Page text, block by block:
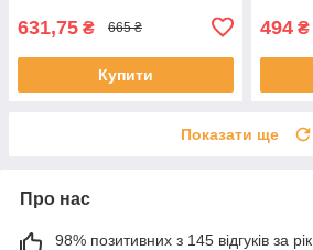
631,75 ₴ 665 ₴
Купити
494 ₴
Показати ще
Про нас
98% позитивних з 145 відгуків за рік